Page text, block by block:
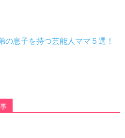
の息子を持つ芸能人ママ５選！